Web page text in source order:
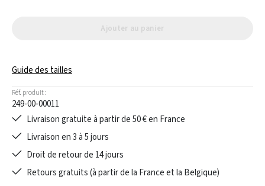
Ajouter au panier
Guide des tailles
Réf. produit :
249-00-00011
Livraison gratuite à partir de 50 € en France
Livraison en 3 à 5 jours
Droit de retour de 14 jours
Retours gratuits (à partir de la France et la Belgique)